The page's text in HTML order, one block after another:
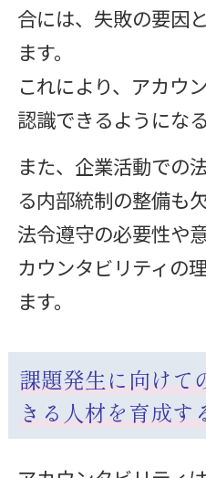
合には、失敗の要因
ます。
これにより、アカウ
認識できるようにな
また、企業活動での
る内部統制の整備も
法令遵守の必要性や
カウンタビリティの
ます。
課題発生に向けて
きる人材を育成す